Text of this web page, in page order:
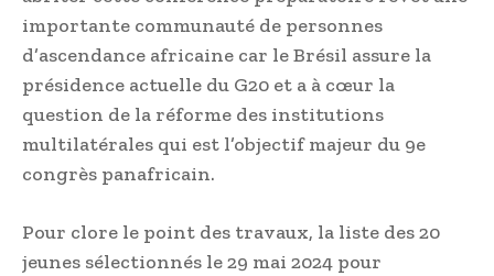
importante communauté de personnes
d’ascendance africaine car le Brésil assure la
présidence actuelle du G20 et a à cœur la
question de la réforme des institutions
multilatérales qui est l’objectif majeur du 9e
congrès panafricain.
Pour clore le point des travaux, la liste des 20
jeunes sélectionnés le 29 mai 2024 pour